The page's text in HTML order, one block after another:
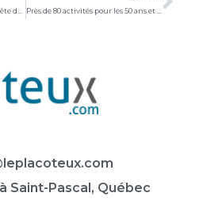
Saint-Pascal, Québec